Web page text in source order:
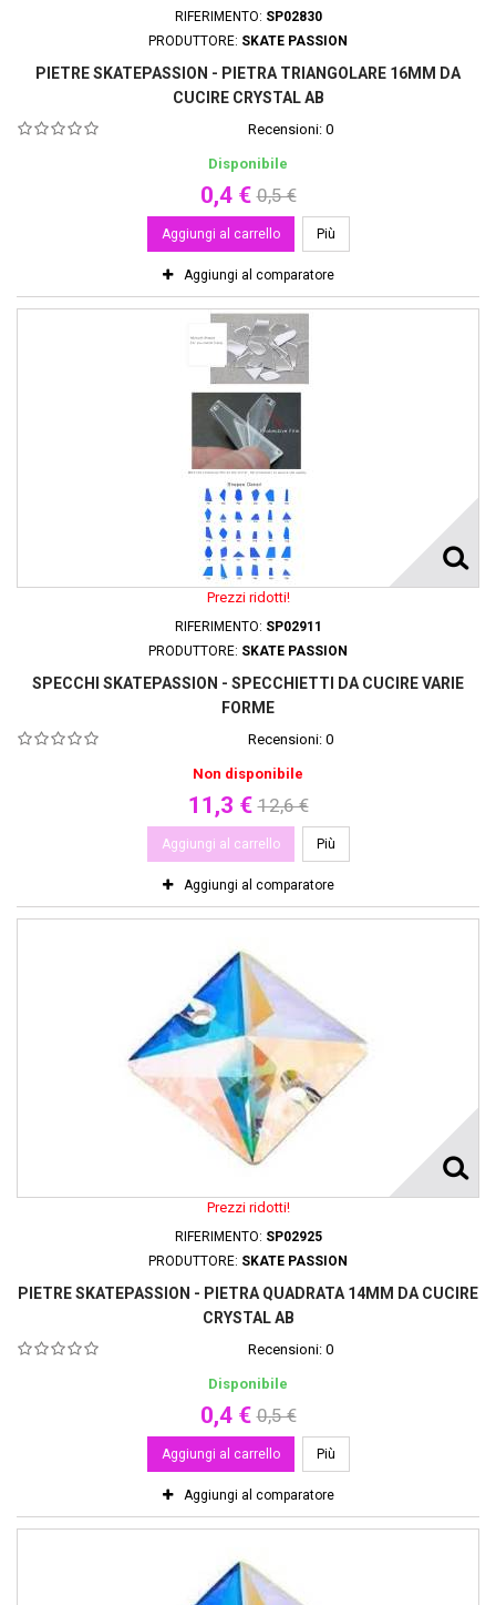
RIFERIMENTO: SP02830
PRODUTTORE: SKATE PASSION
PIETRE SKATEPASSION - PIETRA TRIANGOLARE 16MM DA
CUCIRE CRYSTAL AB
Recensioni: 0
Disponibile
0,4 € 0,5 €
Aggiungi al carrello Più
Aggiungi al comparatore
Prezzi ridotti!
RIFERIMENTO: SP02911
PRODUTTORE: SKATE PASSION
SPECCHI SKATEPASSION - SPECCHIETTI DA CUCIRE VARIE
FORME
Recensioni: 0
Non disponibile
11,3 € 12,6 €
Aggiungi al carrello Più
Aggiungi al comparatore
Prezzi ridotti!
RIFERIMENTO: SP02925
PRODUTTORE: SKATE PASSION
PIETRE SKATEPASSION - PIETRA QUADRATA 14MM DA CUCIRE
CRYSTAL AB
Recensioni: 0
Disponibile
0,4 € 0,5 €
Aggiungi al carrello Più
Aggiungi al comparatore